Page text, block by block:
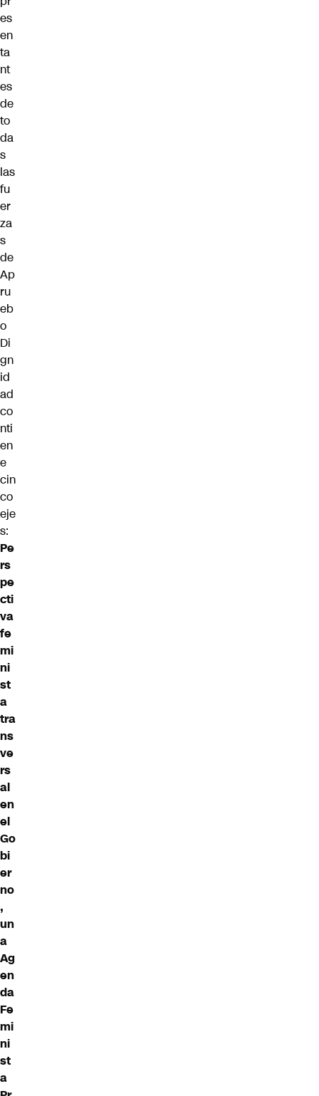
es
en
ta
nt
es
de
to
da
s
las
fu
er
za
s
de
Ap
ru
eb
o
Di
gn
id
ad
co
nti
en
e
cin
co
eje
s:
Pe
rs
pe
cti
va
fe
mi
ni
st
a
tra
ns
ve
rs
al
en
el
Go
bi
er
no
,
un
a
Ag
en
da
Fe
mi
ni
st
a